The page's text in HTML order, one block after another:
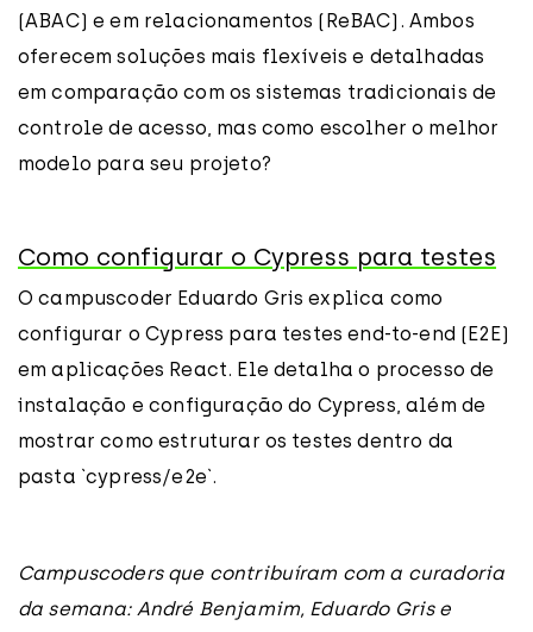
(ABAC) e em relacionamentos (ReBAC). Ambos
oferecem soluções mais flexíveis e detalhadas
em comparação com os sistemas tradicionais de
controle de acesso, mas como escolher o melhor
modelo para seu projeto?
Como configurar o Cypress para testes
O campuscoder Eduardo Gris explica como
configurar o Cypress para testes end-to-end (E2E)
em aplicações React. Ele detalha o processo de
instalação e configuração do Cypress, além de
mostrar como estruturar os testes dentro da
pasta `cypress/e2e`.
Campuscoders que contribuíram com a curadoria
da semana: André Benjamim, Eduardo Gris e